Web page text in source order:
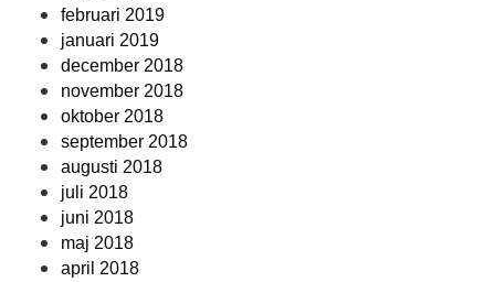
februari 2019
januari 2019
december 2018
november 2018
oktober 2018
september 2018
augusti 2018
juli 2018
juni 2018
maj 2018
april 2018